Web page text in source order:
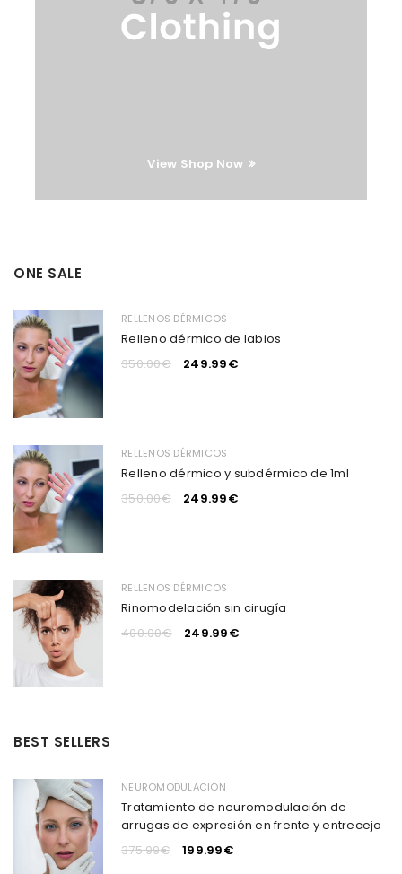
View Shop Now
ONE SALE
RELLENOS DÉRMICOS
Relleno dérmico de labios
350.00€ 249.99€
RELLENOS DÉRMICOS
Relleno dérmico y subdérmico de 1ml
350.00€ 249.99€
RELLENOS DÉRMICOS
Rinomodelación sin cirugía
400.00€ 249.99€
BEST SELLERS
NEUROMODULACIÓN
Tratamiento de neuromodulación de
arrugas de expresión en frente y entrecejo
375.99€ 199.99€